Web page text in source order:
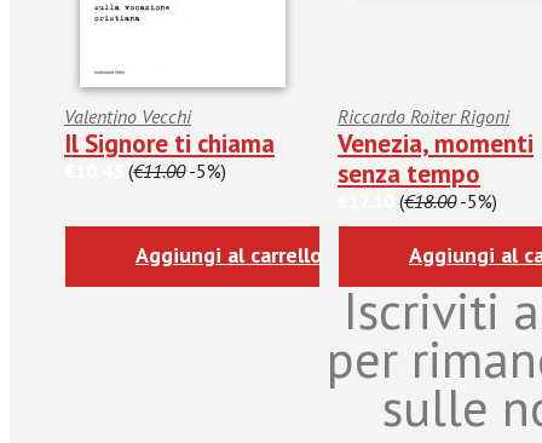
Valentino Vecchi
Il Signore ti chiama
(€11.00-5%)
Aggiungi al carrello
Riccardo Roiter Rigoni
Venezia, momenti
senza tempo
(€18.00-5%)
Aggiungi al
Iscriviti
per
sulle